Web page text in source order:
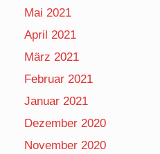
Mai 2021
April 2021
März 2021
Februar 2021
Januar 2021
Dezember 2020
November 2020